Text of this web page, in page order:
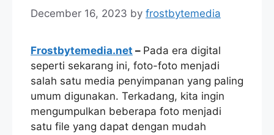
December 16, 2023 by frostbytemedia
Frostbytemedia.net – Pada era digital
seperti sekarang ini, foto-foto menjadi
salah satu media penyimpanan yang paling
umum digunakan. Terkadang, kita ingin
mengumpulkan beberapa foto menjadi
satu file yang dapat dengan mudah